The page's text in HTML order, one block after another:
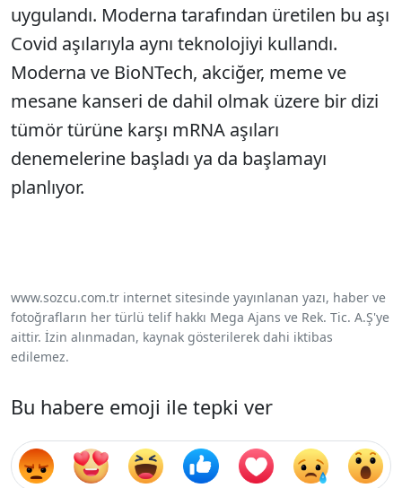
uygulandı. Moderna tarafından üretilen bu aşı
Covid aşılarıyla aynı teknolojiyi kullandı.
Moderna ve BioNTech, akciğer, meme ve
mesane kanseri de dahil olmak üzere bir dizi
tümör türüne karşı mRNA aşıları
denemelerine başladı ya da başlamayı
planlıyor.
www.sozcu.com.tr internet sitesinde yayınlanan yazı, haber ve
fotoğrafların her türlü telif hakkı Mega Ajans ve Rek. Tic. A.Ş'ye
aittir. İzin alınmadan, kaynak gösterilerek dahi iktibas
edilemez.
Bu habere emoji ile tepki ver